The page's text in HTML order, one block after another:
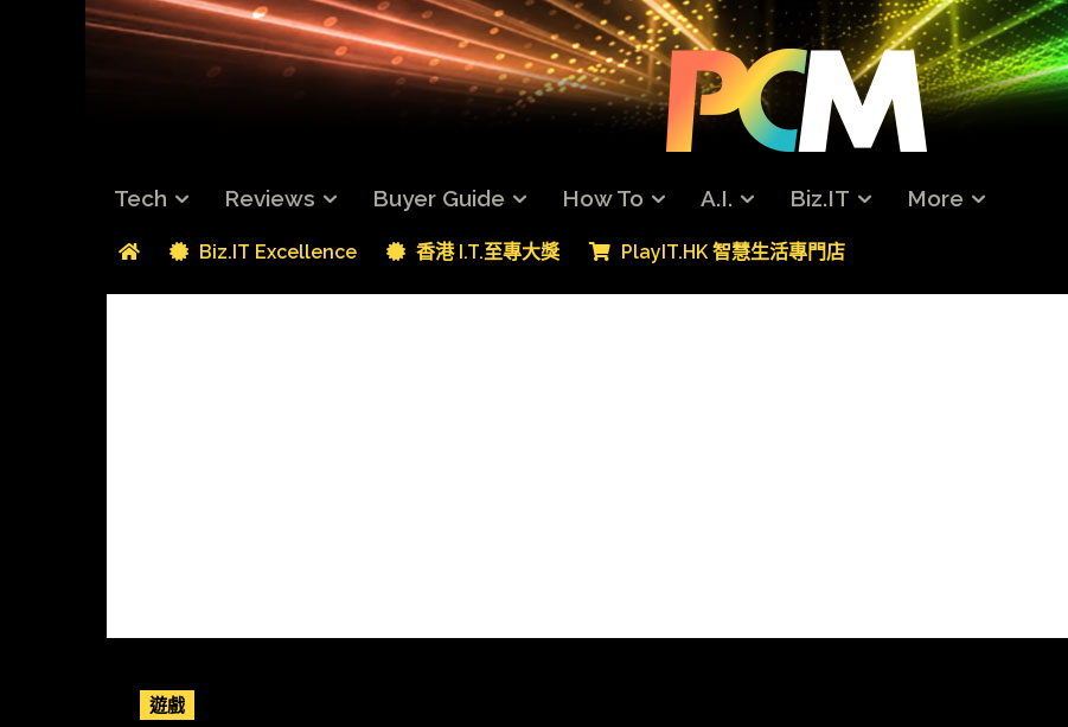
Tech Reviews Buyer Guide How To A.I. Biz.IT More
Biz.IT Excellence 香港 I.T.至專大獎 PlayIT.HK 智慧生活專門店
遊戲